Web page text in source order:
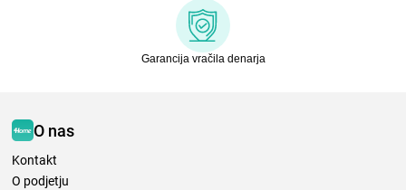
Garancija vračila denarja
O nas
Kontakt
O podjetju